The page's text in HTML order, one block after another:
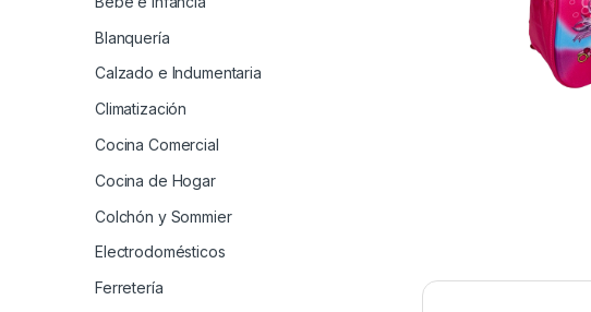
Blanquería
Calzado e Indumentaria
Climatización
Cocina Comercial
Cocina de Hogar
Colchón y Sommier
Electrodomésticos
Ferretería